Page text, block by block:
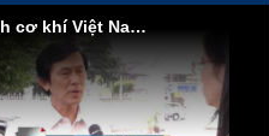
Ngành cơ khí Việt Nam: Đánh mất cơ hội vì nội lực yếu